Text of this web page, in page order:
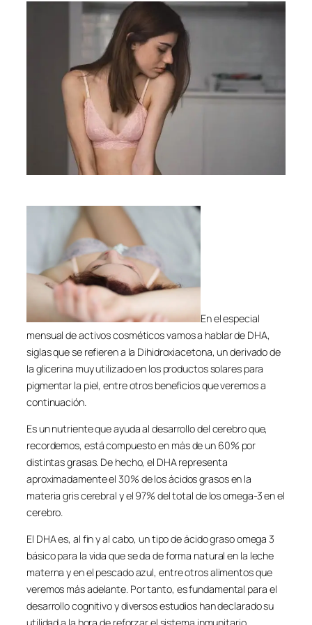
En el especial
mensual de activos cosméticos vamos a hablar de DHA,
siglas que se refieren a la Dihidroxiacetona, un derivado de
la glicerina muy utilizado en los productos solares para
pigmentar la piel, entre otros beneficios que veremos a
continuación.
Es un nutriente que ayuda al desarrollo del cerebro que,
recordemos, está compuesto en más de un 60% por
distintas grasas. De hecho, el DHA representa
aproximadamente el 30% de los ácidos grasos en la
materia gris cerebral y el 97% del total de los omega-3 en el
cerebro.
El DHA es, al fin y al cabo, un tipo de ácido graso omega 3
básico para la vida que se da de forma natural en la leche
materna y en el pescado azul, entre otros alimentos que
veremos más adelante. Por tanto, es fundamental para el
desarrollo cognitivo y diversos estudios han declarado su